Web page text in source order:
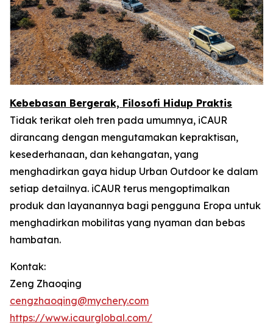
Kebebasan Bergerak, Filosofi Hidup Praktis
Tidak terikat oleh tren pada umumnya, iCAUR
dirancang dengan mengutamakan kepraktisan,
kesederhanaan, dan kehangatan, yang
menghadirkan gaya hidup Urban Outdoor ke dalam
setiap detailnya. iCAUR terus mengoptimalkan
produk dan layanannya bagi pengguna Eropa untuk
menghadirkan mobilitas yang nyaman dan bebas
hambatan.
Kontak:
Zeng Zhaoqing
cengzhaoqing@mychery.com
https://www.icaurglobal.com/